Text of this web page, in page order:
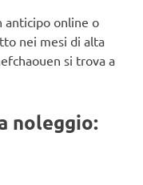
anticipo online o
nei mesi di alta
si trova a
noleggio: